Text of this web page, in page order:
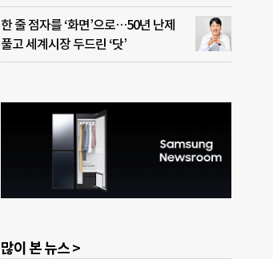
한 줄 점자를 ‘화면’으로…50년 난제
풀고 세계시장 두드린 ‘닷’
많이 본 뉴스 >